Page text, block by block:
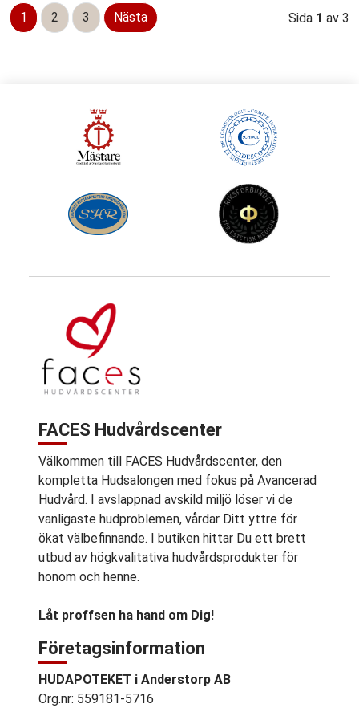
1 2 3 Nästa Sida 1 av 3
FACES Hudvårdscenter
Välkommen till FACES Hudvårdscenter, den
kompletta Hudsalongen med fokus på Avancerad
Hudvård. I avslappnad avskild miljö löser vi de
vanligaste hudproblemen, vårdar Ditt yttre för
ökat välbefinnande. I butiken hittar Du ett brett
utbud av högkvalitativa hudvårdsprodukter för
honom och henne.
Låt proffsen ha hand om Dig!
Företagsinformation
HUDAPOTEKET i Anderstorp AB
Org.nr: 559181-5716